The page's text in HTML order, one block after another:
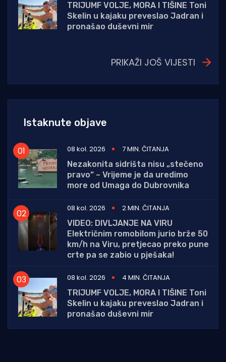
TRIJUMF VOLJE, MORA I TIŠINE Toni
Skelin u kajaku preveslao Jadran i
pronašao duševni mir
PRIKAŽI JOŠ VIJESTI
Istaknute objave
08 kol. 2026
7 MIN. ČITANJA
Nezakonita sidrišta nisu „stečeno
pravo“ – Vrijeme je da uredimo
more od Umaga do Dubrovnika
08 kol. 2026
2 MIN. ČITANJA
VIDEO: DIVLJANJE NA VIRU
Električnim romobilom jurio brže 50
km/h na Viru, pretjecao preko pune
crte pa se zabio u pješaka!
08 kol. 2026
4 MIN. ČITANJA
TRIJUMF VOLJE, MORA I TIŠINE Toni
Skelin u kajaku preveslao Jadran i
pronašao duševni mir